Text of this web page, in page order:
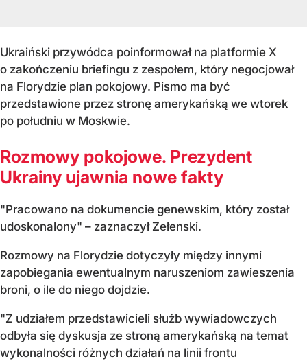
Ukraiński przywódca poinformował na platformie X
o zakończeniu briefingu z zespołem, który negocjował
na Florydzie plan pokojowy. Pismo ma być
przedstawione przez stronę amerykańską we wtorek
po południu w Moskwie.
Rozmowy pokojowe. Prezydent
Ukrainy ujawnia nowe fakty
"Pracowano na dokumencie genewskim, który został
udoskonalony" – zaznaczył Zełenski.
Rozmowy na Florydzie dotyczyły między innymi
zapobiegania ewentualnym naruszeniom zawieszenia
broni, o ile do niego dojdzie.
"Z udziałem przedstawicieli służb wywiadowczych
odbyła się dyskusja ze stroną amerykańską na temat
wykonalności różnych działań na linii frontu